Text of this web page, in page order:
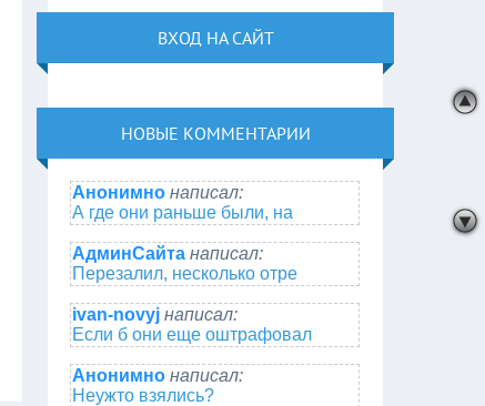
ВХОД НА САЙТ
НОВЫЕ КОММЕНТАРИИ
Анонимно написал:
А где они раньше были, на
АдминСайта написал:
Перезалил, несколько отре
ivan-novyj написал:
Если б они еще оштрафовал
Анонимно написал:
Неужто взялись?